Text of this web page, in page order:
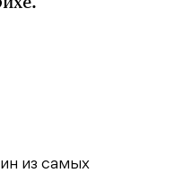
из самых